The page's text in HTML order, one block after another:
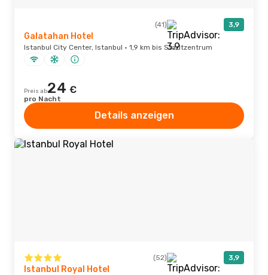
(41) 3,9
Galatahan Hotel
Istanbul City Center, Istanbul · 1,9 km bis Stadtzentrum
Preis ab24 €
pro Nacht
Details anzeigen
(52) 3,9
Istanbul Royal Hotel